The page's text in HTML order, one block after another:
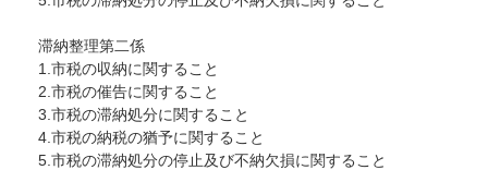
滞納整理第二係
1.市税の収納に関すること
2.市税の催告に関すること
3.市税の滞納処分に関すること
4.市税の納税の猶予に関すること
5.市税の滞納処分の停止及び不納欠損に関すること